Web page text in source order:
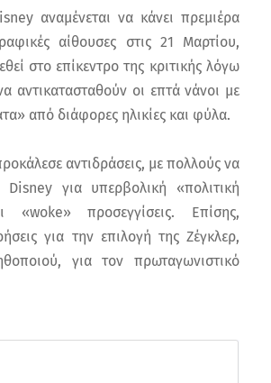
αναμένεται να κάνει πρεμιέρα
αίθουσες στις 21 Μαρτίου,
στο επίκεντρο της κριτικής λόγω
αντικατασταθούν οι επτά νάνοι με
από διάφορες ηλικίες και φύλα.
αντιδράσεις, με πολλούς να
για υπερβολική «πολιτική
«woke» προσεγγίσεις. Επίσης,
για την επιλογή της Ζέγκλερ,
για τον πρωταγωνιστικό